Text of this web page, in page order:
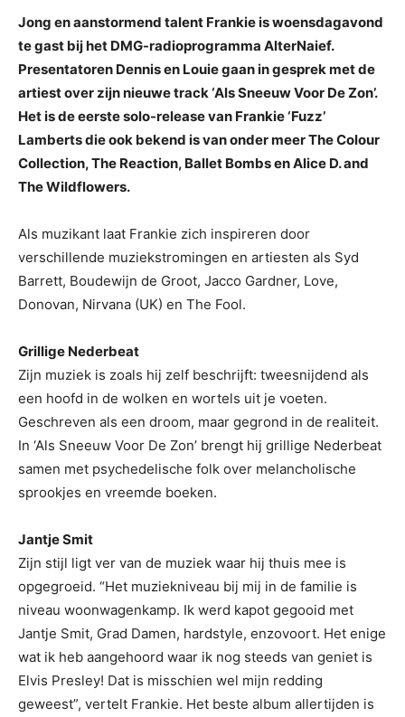
Jong en aanstormend talent Frankie is woensdagavond
te gast bij het DMG-radioprogramma AlterNaief.
Presentatoren Dennis en Louie gaan in gesprek met de
artiest over zijn nieuwe track ‘Als Sneeuw Voor De Zon’.
Het is de eerste solo-release van Frankie ‘Fuzz’
Lamberts die ook bekend is van onder meer The Colour
Collection, The Reaction, Ballet Bombs en Alice D. and
The Wildflowers.
Als muzikant laat Frankie zich inspireren door
verschillende muziekstromingen en artiesten als Syd
Barrett, Boudewijn de Groot, Jacco Gardner, Love,
Donovan, Nirvana (UK) en The Fool.
Grillige Nederbeat
Zijn muziek is zoals hij zelf beschrijft: tweesnijdend als
een hoofd in de wolken en wortels uit je voeten.
Geschreven als een droom, maar gegrond in de realiteit.
In ‘Als Sneeuw Voor De Zon’ brengt hij grillige Nederbeat
samen met psychedelische folk over melancholische
sprookjes en vreemde boeken.
Jantje Smit
Zijn stijl ligt ver van de muziek waar hij thuis mee is
opgegroeid. “Het muziekniveau bij mij in de familie is
niveau woonwagenkamp. Ik werd kapot gegooid met
Jantje Smit, Grad Damen, hardstyle, enzovoort. Het enige
wat ik heb aangehoord waar ik nog steeds van geniet is
Elvis Presley! Dat is misschien wel mijn redding
geweest”, vertelt Frankie. Het beste album allertijden is